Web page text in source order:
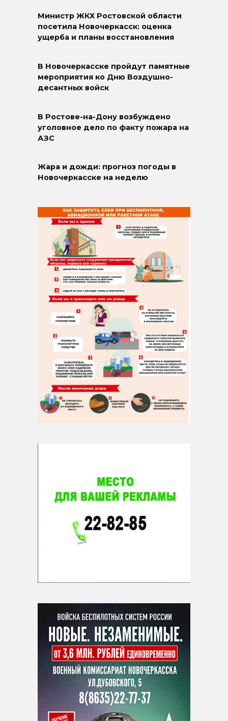
Министр ЖКХ Ростовской области
посетила Новочеркасск: оценка
ущерба и планы восстановления
В Новочеркасске пройдут памятные
мероприятия ко Дню Воздушно-
десантных войск
В Ростове-на-Дону возбуждено
уголовное дело по факту пожара на
АЗС
Жара и дожди: прогноз погоды в
Новочеркасске на неделю